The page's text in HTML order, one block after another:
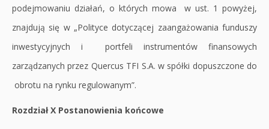
podejmowaniu działań, o których mowa w ust. 1 powyżej,
znajdują się w „Polityce dotyczącej zaangażowania funduszy
inwestycyjnych i portfeli instrumentów finansowych
zarządzanych przez Quercus TFI S.A. w spółki dopuszczone do
obrotu na rynku regulowanym”.
Rozdział X Postanowienia końcowe